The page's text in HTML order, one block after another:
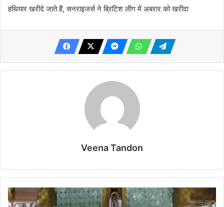
हथियार खरीदे जाते हैं, सनराइजर्स ने ब्रिटिश लीग में अबरार को खरीदा
Veena Tandon
रेल
प्रगति